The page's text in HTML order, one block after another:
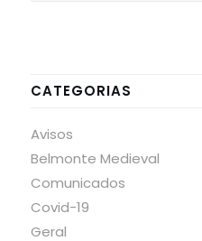
CATEGORIAS
Avisos
Belmonte Medieval
Comunicados
Covid-19
Geral